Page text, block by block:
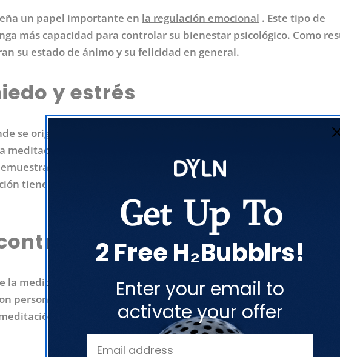
un papel importante en la regulación emocional . Este tipo de
más capacidad para controlar su bienestar psicológico. Como
su estado de ánimo y su felicidad en general.
y estrés
se originan los sentimientos de estrés y miedo. Los estudios han
meditación sintieron que sus niveles de estos disminuyeron
es que no solo se pueden notificar los cambios en el
tiene un cambio en su
la meditación afecta a las áreas del cerebro que controlan el
personas que dejaron de fumar. Quienes se sometieron a un
tenían más probabilidades de dejar de fumar y de no
Get Up To
2 Free H₂Bubblrs!
Enter your email to
activate your offer